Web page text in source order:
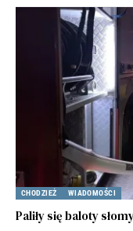
CHODZIEŻ WIADOMOŚCI
Paliły się baloty